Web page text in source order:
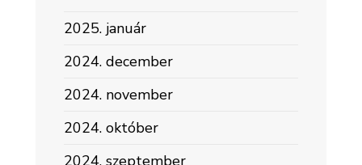
2025. január
2024. december
2024. november
2024. október
2024. szeptember